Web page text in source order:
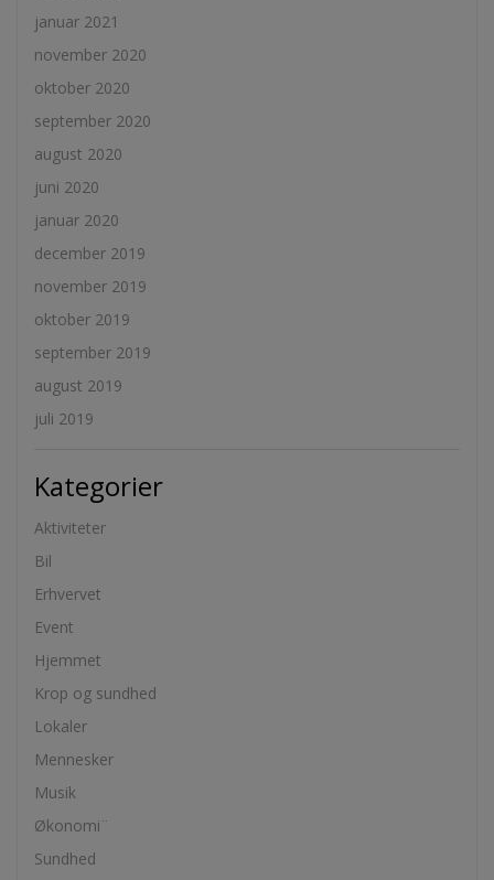
januar 2021
november 2020
oktober 2020
september 2020
august 2020
juni 2020
januar 2020
december 2019
november 2019
oktober 2019
september 2019
august 2019
juli 2019
Kategorier
Aktiviteter
Bil
Erhvervet
Event
Hjemmet
Krop og sundhed
Lokaler
Mennesker
Musik
Økonomi¨
Sundhed